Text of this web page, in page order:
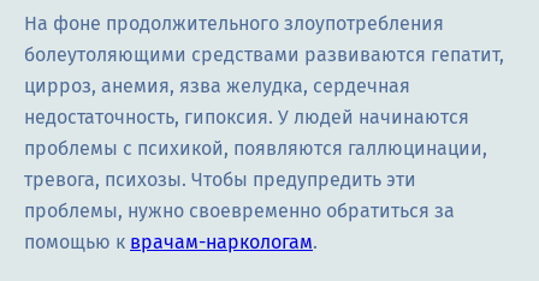
На фоне продолжительного злоупотребления
болеутоляющими средствами развиваются гепатит,
цирроз, анемия, язва желудка, сердечная
недостаточность, гипоксия. У людей начинаются
проблемы с психикой, появляются галлюцинации,
тревога, психозы. Чтобы предупредить эти
проблемы, нужно своевременно обратиться за
помощью к врачам-наркологам.